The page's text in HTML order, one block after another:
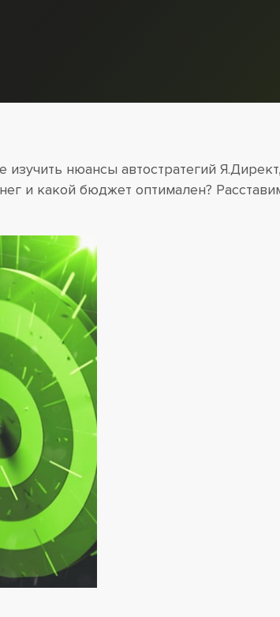
нюансы автостратегий
и какой бюджет оптимален?